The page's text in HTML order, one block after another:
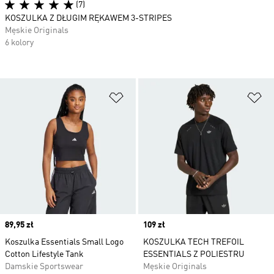
Dodaj do listy życzeń
Price
89,95 zł
Koszulka Essentials Small Logo
Cotton Lifestyle Tank
Damskie Sportswear
Price
109 zł
KOSZULKA TECH TREFOIL
ESSENTIALS Z POLIESTRU
Męskie Originals
(7)
KOSZULKA Z DŁUGIM RĘKAWEM 3-STRIPES
Męskie Originals
6 kolory